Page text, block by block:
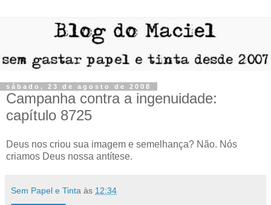
sábado, 23 de agosto de 2008
Campanha contra a ingenuidade:
capítulo 8725
Deus nos criou sua imagem e semelhança? Não. Nós
criamos Deus nossa antítese.
Sem Papel e Tinta às 12:34